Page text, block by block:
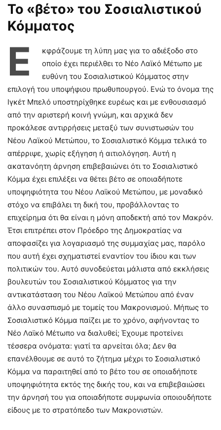
Το «βέτο» του Σοσιαλιστικού
Κόμματος
Ε
κφράζουμε τη λύπη μας για το αδιέξοδο στο
οποίο έχει περιέλθει το Νέο Λαϊκό Μέτωπο με
ευθύνη του Σοσιαλιστικού Κόμματος στην
επιλογή του υποψήφιου πρωθυπουργού. Ενώ το όνομα της
Ιγκέτ Μπελό υποστηρίχθηκε ευρέως και με ενθουσιασμό
από την αριστερή κοινή γνώμη, και αρχικά δεν
προκάλεσε αντιρρήσεις μεταξύ των συνιστωσών του
Νέου Λαϊκού Μετώπου, το Σοσιαλιστικό Κόμμα τελικά το
απέρριψε, χωρίς εξήγηση ή αιτιολόγηση. Αυτή η
ακατανόητη άρνηση επιβεβαιώνει ότι το Σοσιαλιστικό
Κόμμα έχει επιλέξει να θέτει βέτο σε οποιαδήποτε
υποψηφιότητα του Νέου Λαϊκού Μετώπου, με μοναδικό
στόχο να επιβάλει τη δική του, προβάλλοντας το
επιχείρημα ότι θα είναι η μόνη αποδεκτή από τον Μακρόν.
Έτσι επιτρέπει στον Πρόεδρο της Δημοκρατίας να
αποφασίζει για λογαριασμό της συμμαχίας μας, παρόλο
που αυτή έχει σχηματιστεί εναντίον του ίδιου και των
πολιτικών του. Αυτό συνοδεύεται μάλιστα από εκκλήσεις
βουλευτών του Σοσιαλιστικού Κόμματος για την
αντικατάσταση του Νέου Λαϊκού Μετώπου από έναν
άλλο συνασπισμό με τομείς του Μακρονισμού. Μήπως το
Σοσιαλιστικό Κόμμα παίζει με το χρόνο, αφήνοντας το
Νέο Λαϊκό Μέτωπο να διαλυθεί; Έχουμε προτείνει
τέσσερα ονόματα: γιατί τα αρνείται όλα; Δεν θα
επανέλθουμε σε αυτό το ζήτημα μέχρι το Σοσιαλιστικό
Κόμμα να παραιτηθεί από το βέτο του σε οποιαδήποτε
υποψηφιότητα εκτός της δικής του, και να επιβεβαιώσει
την άρνησή του για οποιαδήποτε συμφωνία οποιουδήποτε
είδους με το στρατόπεδο των Μακρονιστών.